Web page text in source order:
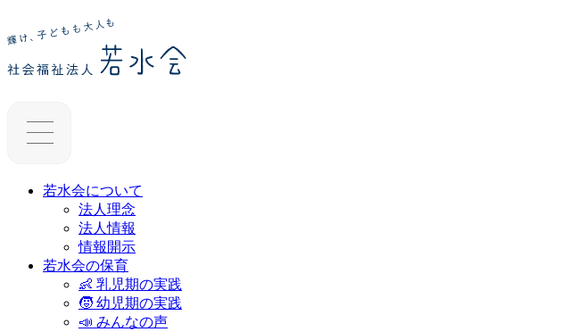
若水会について
法人理念
法人情報
情報開示
若水会の保育
👶 乳児期の実践
🧒 幼児期の実践
📣 みんなの声